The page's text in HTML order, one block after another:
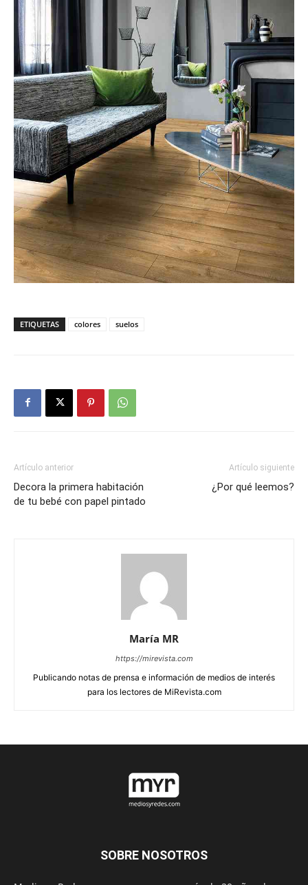
ETIQUETAS colores suelos
Artículo anterior
Decora la primera habitación
de tu bebé con papel pintado
Artículo siguiente
¿Por qué leemos?
María MR
https://mirevista.com
Publicando notas de prensa e información de medios de interés
para los lectores de MiRevista.com
SOBRE NOSOTROS